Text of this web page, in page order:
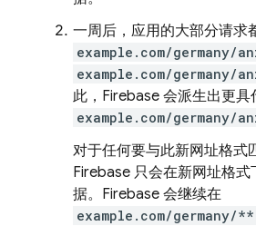
一周后，应用的大部分请求
example.com/germany/
example.com/germany/
此，Firebase 会派生出更
example.com/germany/
对于任何要与此新网址格式
Firebase 只会在新网址格
据。 Firebase 会继续在
example.com/germany/**